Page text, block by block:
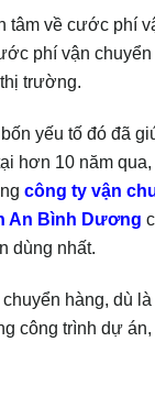
tâm về cước phí
phí vận
trường.
yếu tố đó đã
hơn 10 năm
công ty vận
An Bình Dương
dùng nhất.
hàng, dù
công trình dự